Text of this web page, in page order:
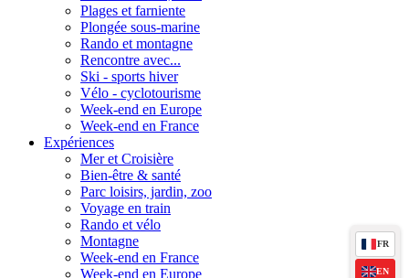
Plages et farniente
Plongée sous-marine
Rando et montagne
Rencontre avec...
Ski - sports hiver
Vélo - cyclotourisme
Week-end en Europe
Week-end en France
Expériences
Mer et Croisière
Bien-être & santé
Parc loisirs, jardin, zoo
Voyage en train
Rando et vélo
Montagne
Week-end en France
Week-end en Europe
FR
EN